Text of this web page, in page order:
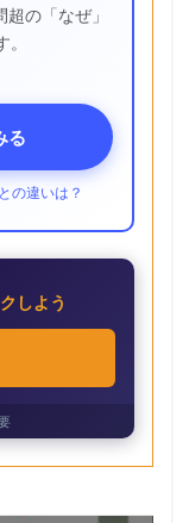
の「なぜ」
る
の違いは？
しよう